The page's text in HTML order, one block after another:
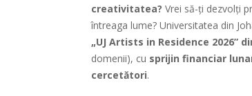
creativitatea? Vrei să-ți dezvolți
întreaga lume? Universitatea din
„UJ Artists in Residence 2026”
domenii), cu sprijin financiar
cercetători.